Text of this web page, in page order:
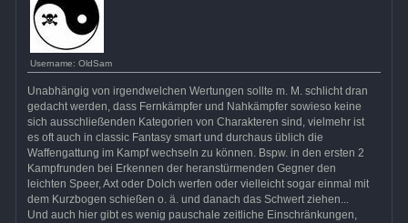
Username: OldSam
Unabhängig von irgendwelchen Wertungen sollte m. M. schlicht dran
gedacht werden, dass Fernkämpfer und Nahkämpfer sowieso keine
sich ausschließenden Kategorien von Charakteren sind, vielmehr ist
es oft auch in classic Fantasy smart und durchaus üblich die
Waffengattung im Kampf wechseln zu können. Bspw. in den ersten 2
Kampfrunden bei Erkennen der heranstürmenden Gegner den
leichten Speer, Axt oder Dolch werfen oder vielleicht sogar einmal mit
dem Kurzbogen schießen o. ä. und danach das Schwert ziehen...
Und auch hier gibt es wenig pauschale zeitliche Einschränkungen,